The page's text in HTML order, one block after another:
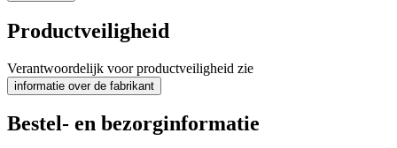
Productveiligheid
Verantwoordelijk voor productveiligheid zie
informatie over de fabrikant
Bestel- en bezorginformatie